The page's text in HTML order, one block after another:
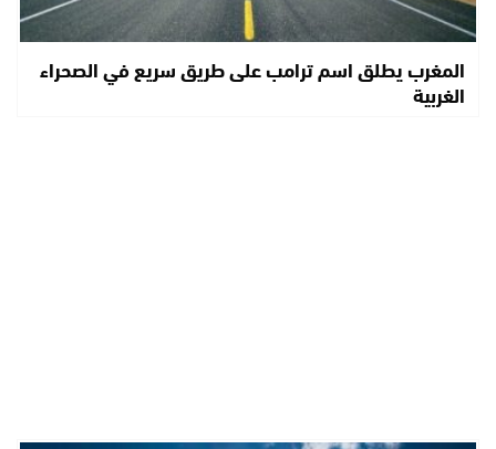
المغرب يطلق اسم ترامب على طريق سريع في الصحراء
الغربية